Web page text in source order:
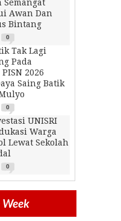
Semangat
Awan Dan
Bintang
0
Tak Lagi
Pada
2026
Saing Batik
0
UNISRI
Warga
Lewat Sekolah
0
Week